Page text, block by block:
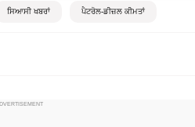
ਸਿਆਸੀ ਖਬਰਾਂ ਪੈਟਰੋਲ-ਡੀਜ਼ਲ ਕੀਮਤਾਂ